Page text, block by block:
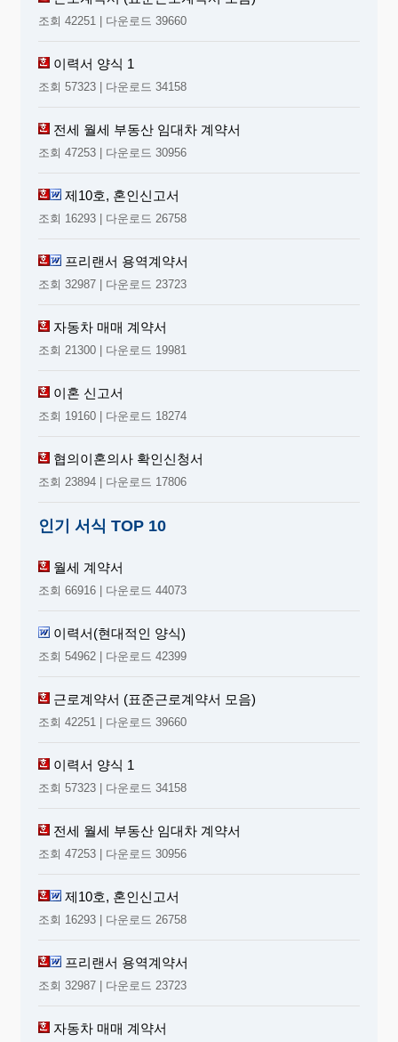
조회 42251 | 다운로드 39660
이력서 양식 1
조회 57323 | 다운로드 34158
전세 월세 부동산 임대차 계약서
조회 47253 | 다운로드 30956
제10호, 혼인신고서
조회 16293 | 다운로드 26758
프리랜서 용역계약서
조회 32987 | 다운로드 23723
자동차 매매 계약서
조회 21300 | 다운로드 19981
이혼 신고서
조회 19160 | 다운로드 18274
협의이혼의사 확인신청서
조회 23894 | 다운로드 17806
인기 서식 TOP 10
월세 계약서
조회 66916 | 다운로드 44073
이력서(현대적인 양식)
조회 54962 | 다운로드 42399
근로계약서 (표준근로계약서 모음)
조회 42251 | 다운로드 39660
이력서 양식 1
조회 57323 | 다운로드 34158
전세 월세 부동산 임대차 계약서
조회 47253 | 다운로드 30956
제10호, 혼인신고서
조회 16293 | 다운로드 26758
프리랜서 용역계약서
조회 32987 | 다운로드 23723
자동차 매매 계약서